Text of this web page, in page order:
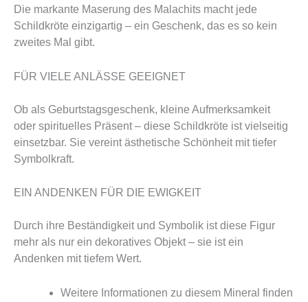
Die markante Maserung des Malachits macht jede
Schildkröte einzigartig – ein Geschenk, das es so kein
zweites Mal gibt.
FÜR VIELE ANLÄSSE GEEIGNET
Ob als Geburtstagsgeschenk, kleine Aufmerksamkeit
oder spirituelles Präsent – diese Schildkröte ist vielseitig
einsetzbar. Sie vereint ästhetische Schönheit mit tiefer
Symbolkraft.
EIN ANDENKEN FÜR DIE EWIGKEIT
Durch ihre Beständigkeit und Symbolik ist diese Figur
mehr als nur ein dekoratives Objekt – sie ist ein
Andenken mit tiefem Wert.
Weitere Informationen zu diesem Mineral finden